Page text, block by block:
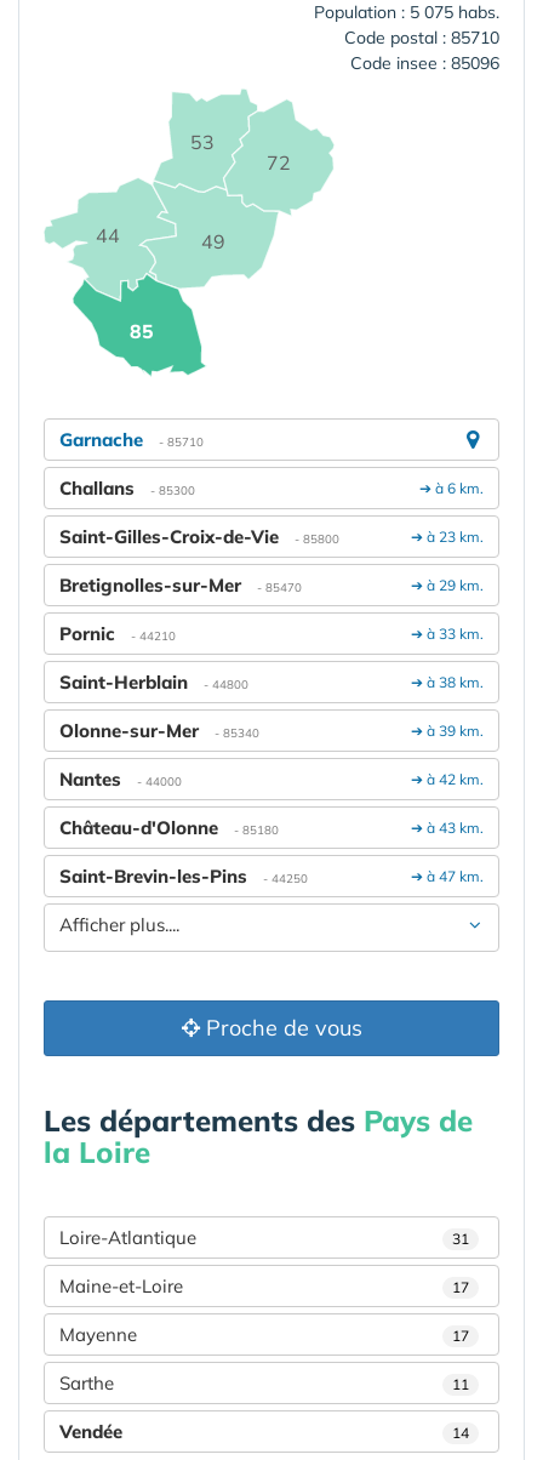
Population : 5 075 habs.
Code postal : 85710
Code insee : 85096
44 49
53
72
85
Garnache - 85710
➔ à 6 km.
Challans - 85300
➔ à 23 km.
Saint-Gilles-Croix-de-Vie - 85800
➔ à 29 km.
Bretignolles-sur-Mer - 85470
➔ à 33 km.
Pornic - 44210
➔ à 38 km.
Saint-Herblain - 44800
➔ à 39 km.
Olonne-sur-Mer - 85340
➔ à 42 km.
Nantes - 44000
➔ à 43 km.
Château-d'Olonne - 85180
➔ à 47 km.
Saint-Brevin-les-Pins - 44250
Afficher plus....
Proche de vous
Les départements des Pays de
la Loire
Loire-Atlantique 31
Maine-et-Loire 17
Mayenne 17
Sarthe 11
Vendée 14